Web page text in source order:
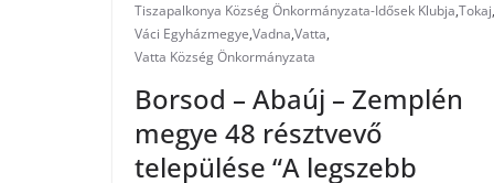
Tiszapalkonya Község Önkormányzata-Idősek Klubja,Tokaj,
Váci Egyházmegye,Vadna,Vatta,
Vatta Község Önkormányzata
Borsod – Abaúj – Zemplén
megye 48 résztvevő
települése “A legszebb